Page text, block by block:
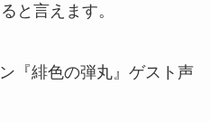
と言えます。